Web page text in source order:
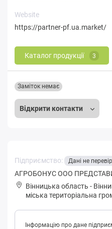
Website
https://partner-pf.ua.market/
Каталог продукції 3
Відкрити контакти
Заміток немає
Підприємство: Дані не
АГРОБОНУС ООО
Вінницька область -
міська територіальна
Інформацію про дане